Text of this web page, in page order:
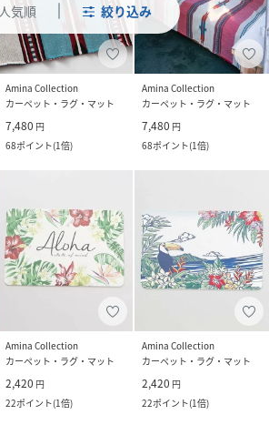
人気順 絞り込み
Amina Collection
カーペット・ラグ・マット
7,480 円
68ポイント(1倍)
Amina Collection
カーペット・ラグ・マット
7,480 円
68ポイント(1倍)
Amina Collection
カーペット・ラグ・マット
2,420 円
22ポイント(1倍)
Amina Collection
カーペット・ラグ・マット
2,420 円
22ポイント(1倍)